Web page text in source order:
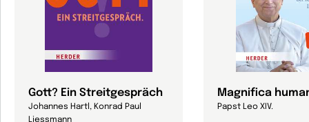
Gott? Ein Streitgespräch
Johannes Hartl, Konrad Paul
Liessmann
Magnifica
Papst Leo XIV.